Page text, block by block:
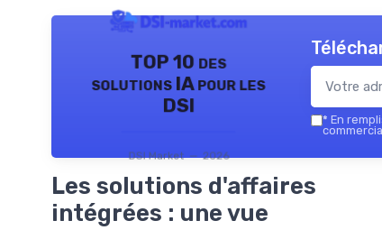
TOP 10 des
solutions IA pour les
DSI
DSI Market — 2026
* En
Les solutions d'affaires
intégrées : une vue